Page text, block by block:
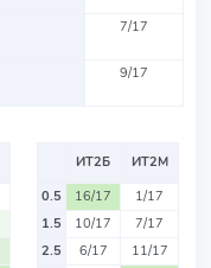
7/17
9/17
ИТ2Б
ИТ2М
0.5
16/17
1/17
1.5
10/17
7/17
2.5
6/17
11/17